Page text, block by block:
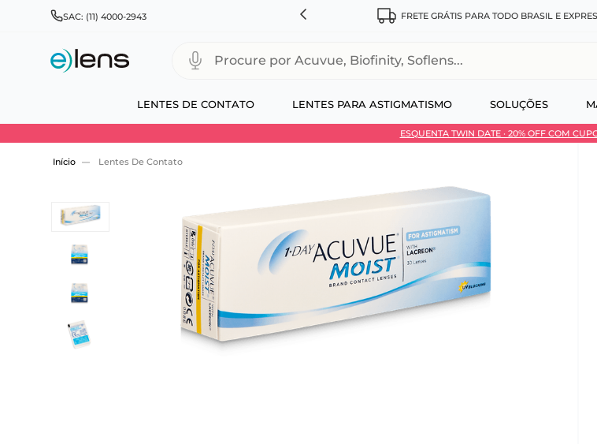
SAC: (11) 4000-2943
& JOHNSON, ALCON, BAUSCH+LOMB E COOPERVISION FRETE GRÁTIS PARA TODO BRASIL E
LENTES DE CONTATO LENTES PARA ASTIGMATISMO SOLUÇÕES
Procure por Acuvue, Biofinity, Soflens...
ESQUENTA TWIN DATE · 20% OFF COM
Use 30HOJE e ganhe 30% OFF + economia extra no Pix
Lentes De Contato